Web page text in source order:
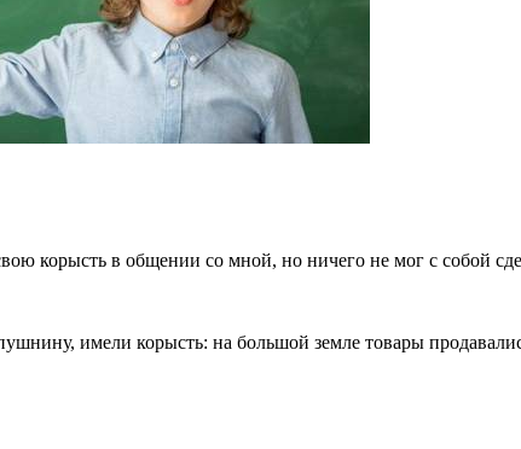
корысть в общении со мной, но ничего не мог с собой
имели корысть: на большой земле товары